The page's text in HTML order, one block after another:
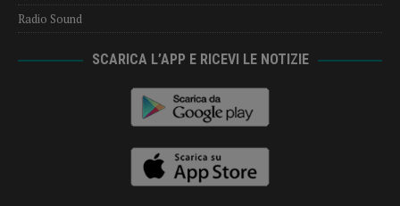
Radio Sound
SCARICA L’APP E RICEVI LE NOTIZIE